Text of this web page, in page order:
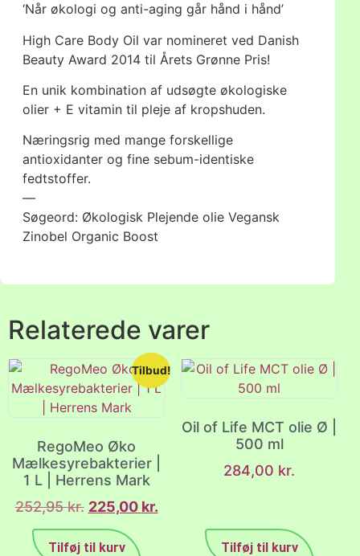
‘Når økologi og anti-aging går hånd i hånd’
High Care Body Oil var nomineret ved Danish
Beauty Award 2014 til Årets Grønne Pris!
En unik kombination af udsøgte økologiske
olier + E vitamin til pleje af kropshuden.
Næringsrig med mange forskellige
antioxidanter og fine sebum-identiske
fedtstoffer.
—
Søgeord: Økologisk Plejende olie Vegansk
Zinobel Organic Boost
Relaterede varer
Tilbud!
RegoMeo Øko
Mælkesyrebakterier |
1 L | Herrens Mark
252,95kr. 225,00 kr.
Tilføj til kurv
Oil of Life MCT olie Ø |
500 ml
284,00 kr.
Tilføj til kurv